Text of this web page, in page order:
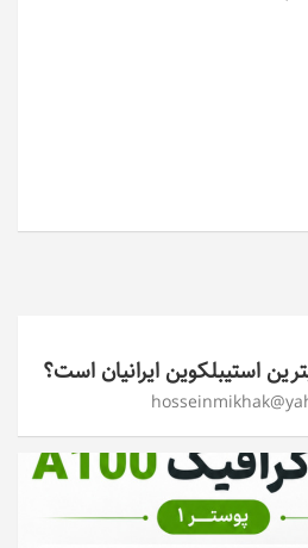
استیبلکوین ایرانیان است؟